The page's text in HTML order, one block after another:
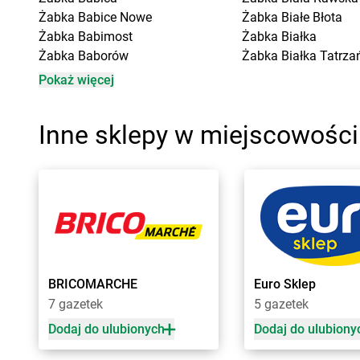
Żabka Babice Nowe
Żabka Babimost
Żabka Baborów
Żabka Baboszewo
Żabka Bąków
Żabka Baranowo
Żabka Barcin
Żabka Barlinek
Żabka Barniewice
Żabka Bartąg
Żabka Białe Błota
Żabka Białka
Żabka Białka
Żabka Białośliwie
Żabka
Żabka Białystok
Żabka Bibice
Żabka Biczyce Dolne
Żabka Biecz
Biedrusko
Żabka Bielany
Żabka Bielawa
Żabka Bielsk
Pokaż więcej
Inne sklepy w
BRICOMARCHE
7 gazetek
Dodaj do ulubionych
Euro Sklep
5 gazetek
Dodaj do